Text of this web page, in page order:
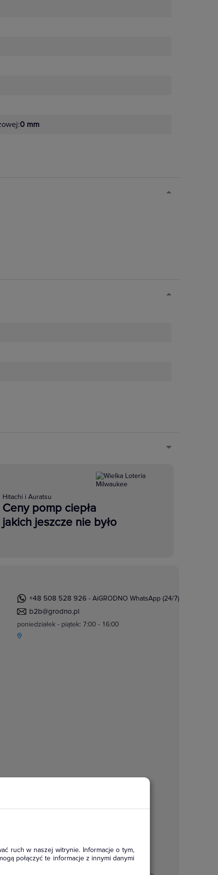
ruch w naszej witrynie. Informacje o tym,
połączyć te informacje z innymi danymi
0 mm
Hitachi i Auratsu
Ceny pomp ciepła
jakich jeszcze nie było
+48 508 528 926 - AiGRODNO WhatsApp (24/7)
b2b@grodno.pl
poniedziałek - piątek: 7:00 - 16:00